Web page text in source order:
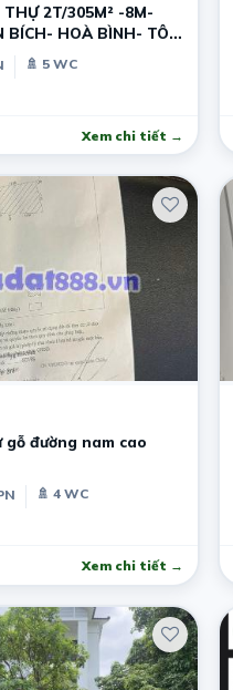
Nam
THỰ 2T/305M² -8M-
BÍCH- HOÀ BÌNH- TÔ
🚿 5 WC
Xem chi tiết →
đường nam cao
🚿 4 WC
Xem chi tiết →